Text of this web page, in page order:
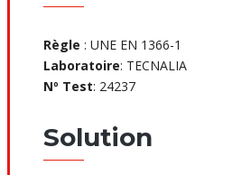
Règle : UNE EN 1366-1
Laboratoire: TECNALIA
Nº Test: 24237
Solution